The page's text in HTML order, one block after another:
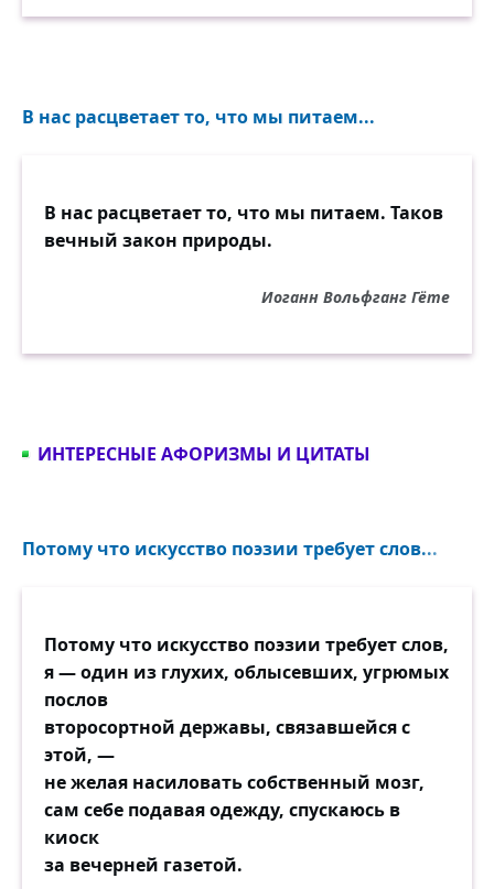
В нас расцветает то, что мы питаем...
В нас расцветает то, что мы питаем. Таков
вечный закон природы.
Иоганн Вольфганг Гёте
ИНТЕРЕСНЫЕ АФОРИЗМЫ И ЦИТАТЫ
Потому что искусство поэзии требует слов...
Потому что искусство поэзии требует слов,
я — один из глухих, облысевших, угрюмых
послов
второсортной державы, связавшейся с
этой, —
не желая насиловать собственный мозг,
сам себе подавая одежду, спускаюсь в
киоск
за вечерней газетой.